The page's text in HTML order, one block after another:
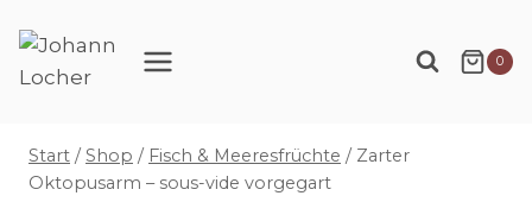
Inhalt
springen
0
Start / Shop / Fisch & Meeresfrüchte / Zarter
Oktopusarm – sous-vide vorgegart